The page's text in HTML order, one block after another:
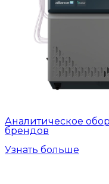
Аналитическое
брендов
Узнать больше